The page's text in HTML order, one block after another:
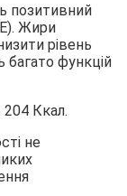
позитивний
Е). Жири
рівень
багато функцій
204 Ккал.
не